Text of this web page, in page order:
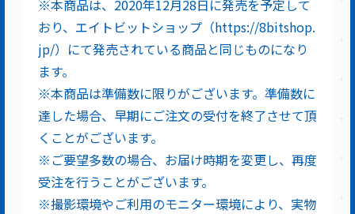
※本商品は、2020年12月28日に発売を予定して
おり、エイトビットショップ（https://8bitshop.
jp/）にて発売されている商品と同じものになり
ます。
※本商品は準備数に限りがございます。準備数に
達した場合、早期にご注文の受付を終了させて頂
くことがございます。
※ご要望多数の場合、お届け時期を変更し、再度
受注を行うことがございます。
※撮影環境やご利用のモニター環境により、実物